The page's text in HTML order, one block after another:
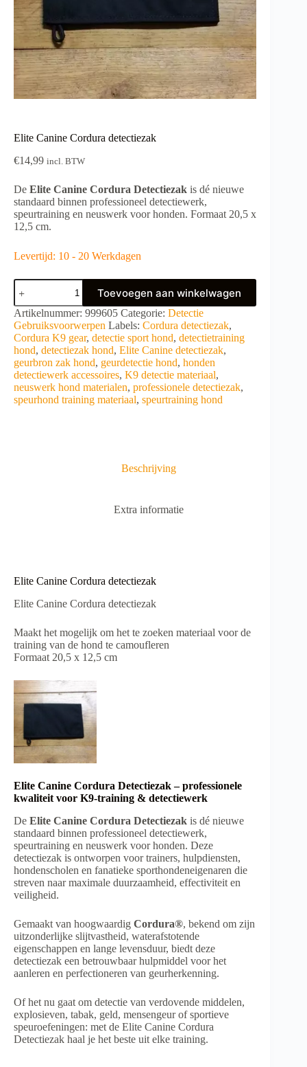
Elite Canine Cordura detectiezak
€14,99 incl. BTW
De Elite Canine Cordura Detectiezak is dé nieuwe
standaard binnen professioneel detectiewerk,
speurtraining en neuswerk voor honden. Formaat 20,5 x
12,5 cm.
Levertijd: 10 - 20 Werkdagen
Elite
Canine
Cordura
detectiezak
aantal
Toevoegen aan winkelwagen
A
l
t
e
r
n
a
t
Artikelnummer: 999605 Categorie: Detectie
Gebruiksvoorwerpen Labels: Cordura detectiezak,
Cordura K9 gear, detectie sport hond, detectietraining
hond, detectiezak hond, Elite Canine detectiezak,
geurbron zak hond, geurdetectie hond, honden
detectiewerk accessoires, K9 detectie materiaal,
neuswerk hond materialen, professionele detectiezak,
speurhond training materiaal, speurtraining hond
Beschrijving
Extra informatie
Elite Canine Cordura detectiezak
Elite Canine Cordura detectiezak
Maakt het mogelijk om het te zoeken materiaal voor de
training van de hond te camoufleren
Formaat 20,5 x 12,5 cm
Elite Canine Cordura Detectiezak – professionele
kwaliteit voor K9-training & detectiewerk
De Elite Canine Cordura Detectiezak is dé nieuwe
standaard binnen professioneel detectiewerk,
speurtraining en neuswerk voor honden. Deze
detectiezak is ontworpen voor trainers, hulpdiensten,
hondenscholen en fanatieke sporthondeneigenaren die
streven naar maximale duurzaamheid, effectiviteit en
veiligheid.
Gemaakt van hoogwaardig Cordura®, bekend om zijn
uitzonderlijke slijtvastheid, waterafstotende
eigenschappen en lange levensduur, biedt deze
detectiezak een betrouwbaar hulpmiddel voor het
aanleren en perfectioneren van geurherkenning.
Of het nu gaat om detectie van verdovende middelen,
explosieven, tabak, geld, mensengeur of sportieve
speuroefeningen: met de Elite Canine Cordura
Detectiezak haal je het beste uit elke training.